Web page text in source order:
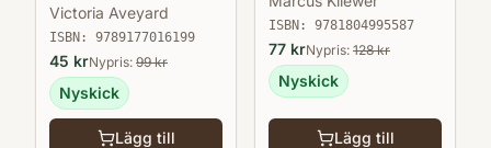
Victoria Aveyard
ISBN: 9789177016199
45 krNypris: 99kr
Nyskick
Lägg till
ISBN: 9781804995587
77 krNypris: 128kr
Nyskick
Lägg till